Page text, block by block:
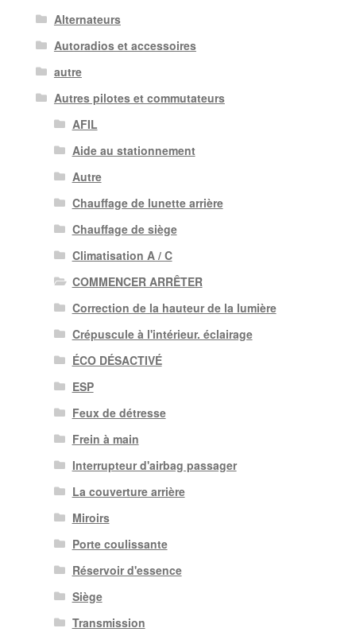
Alternateurs
Autoradios et accessoires
autre
Autres pilotes et commutateurs
AFIL
Aide au stationnement
Autre
Chauffage de lunette arrière
Chauffage de siège
Climatisation A / C
COMMENCER ARRÊTER
Correction de la hauteur de la lumière
Crépuscule à l'intérieur. éclairage
ÉCO DÉSACTIVÉ
ESP
Feux de détresse
Frein à main
Interrupteur d'airbag passager
La couverture arrière
Miroirs
Porte coulissante
Réservoir d'essence
Siège
Transmission